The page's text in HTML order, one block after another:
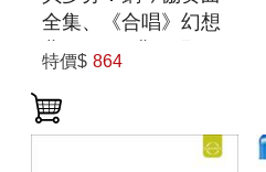
全集、《合唱》幻想
曲 3CD(經典再現系
PIANO
CONCERTOS 1-5
特價$ 864